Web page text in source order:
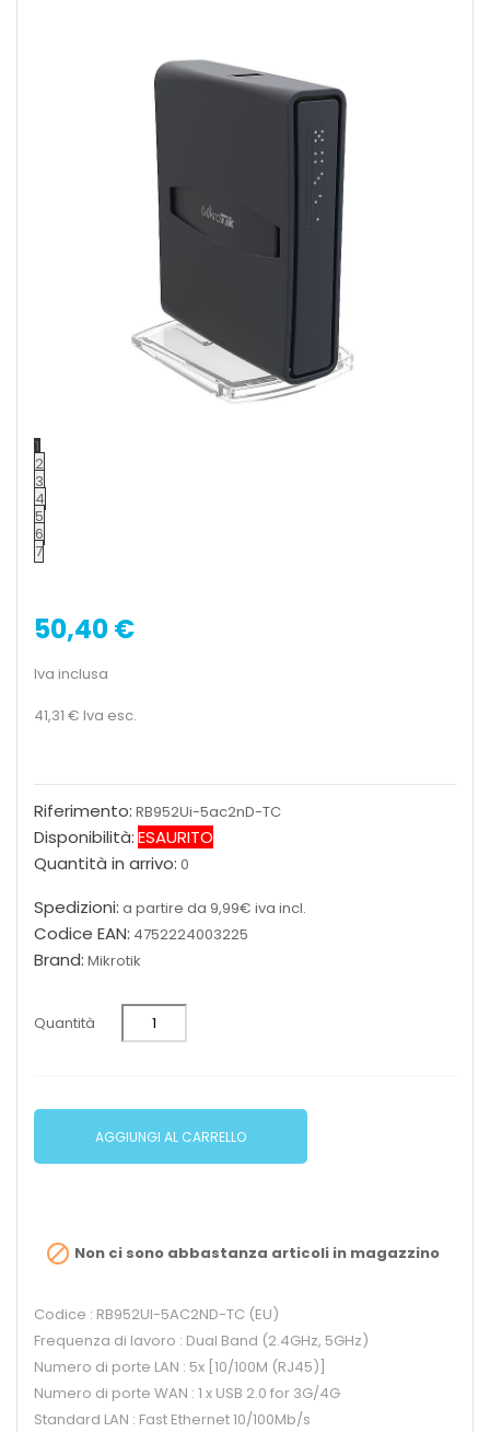
1
2
3
4
5
6
7
50,40 €
Iva inclusa
41,31 € Iva esc.
Riferimento: RB952Ui-5ac2nD-TC
Disponibilità:ESAURITO
Quantità in arrivo: 0
Spedizioni: a partire da 9,99€ iva incl.
Codice EAN: 4752224003225
Brand: Mikrotik
Quantità
AGGIUNGI AL CARRELLO
 Non ci sono abbastanza articoli in magazzino
Codice : RB952UI-5AC2ND-TC (EU)
Frequenza di lavoro : Dual Band (2.4GHz, 5GHz)
Numero di porte LAN : 5x [10/100M (RJ45)]
Numero di porte WAN : 1 x USB 2.0 for 3G/4G
Standard LAN : Fast Ethernet 10/100Mb/s